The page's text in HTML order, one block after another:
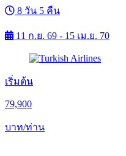
8 วัน 5 คืน
11 ก.ย. 69 - 15 เม.ย. 70
เริ่มต้น
79,900
บาท/ท่าน